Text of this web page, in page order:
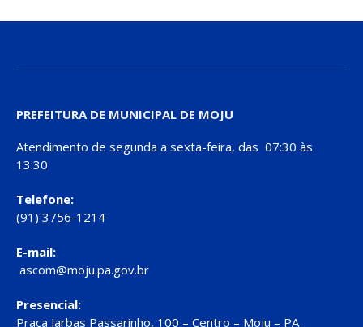
PREFEITURA DE MUNICIPAL DE MOJU
Atendimento de segunda a sexta-feira, das 07:30 às
13:30
Telefone:
(91) 3756-1214
E-mail:
ascom@moju.pa.gov.br
Presencial:
Praça Jarbas Passarinho, 100 – Centro – Moju – PA